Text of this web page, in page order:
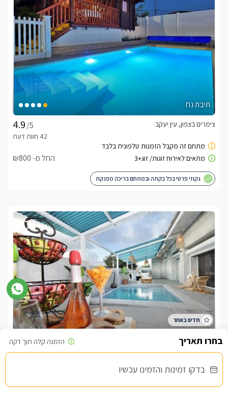
בדקו זמינות והזמינו עכשיו
תיבת נח
/5
צימרים בצפון, עין יעקב
החל מ- ₪800
גקוזי פרטי בכל בקתה ובמתחם בריכה מפנקת
/5
צימר בצפון, עין יעקב
החל מ- ₪1400